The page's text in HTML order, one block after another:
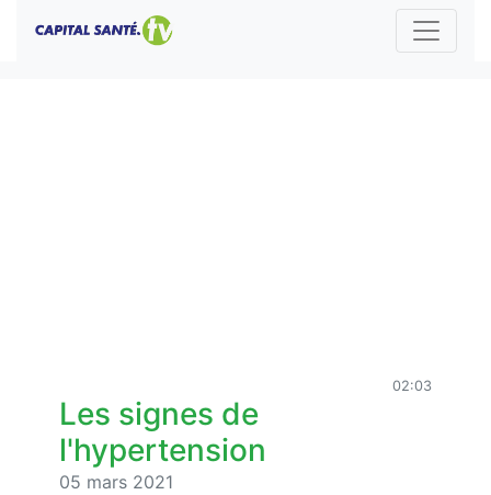
02:03
Les signes de
l'hypertension
05 mars 2021